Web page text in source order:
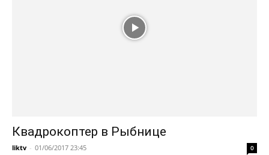
Квадрокоптер в Рыбнице
liktv - 01/06/2017 23:45 0